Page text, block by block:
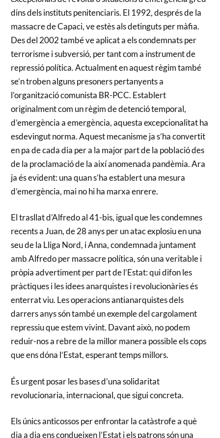
dins dels instituts penitenciaris. El 1992, després de la
massacre de Capaci, ve estès als detinguts per màfia.
Des del 2002 també ve aplicat a els condemnats per
terrorisme i subversió, per tant com a instrument de
repressió política. Actualment en aquest règim també
se’n troben alguns presoners pertanyents a
l’organització comunista BR-PCC. Establert
originalment com un règim de detenció temporal,
d’emergència a emergència, aquesta excepcionalitat ha
esdevingut norma. Aquest mecanisme ja s’ha convertit
en pa de cada dia per a la major part de la població des
de la proclamació de la així anomenada pandèmia. Ara
ja és evident: una quan s’ha establert una mesura
d’emergència, mai no hi ha marxa enrere.
El trasllat d’Alfredo al 41-bis, igual que les condemnes
recents a Juan, de 28 anys per un atac explosiu en una
seu de la Lliga Nord, i Anna, condemnada juntament
amb Alfredo per massacre política, són una veritable i
pròpia advertiment per part de l’Estat: qui difon les
pràctiques i les idees anarquistes i revolucionàries és
enterrat viu. Les operacions antianarquistes dels
darrers anys són també un exemple del cargolament
repressiu que estem vivint. Davant això, no podem
reduir-nos a rebre de la millor manera possible els cops
que ens dóna l’Estat, esperant temps millors.
És urgent posar les bases d’una solidaritat
revolucionaria, internacional, que sigui concreta.
Els únics anticossos per enfrontar la catàstrofe a què
dia a dia ens condueixen l’Estat i els patrons són una